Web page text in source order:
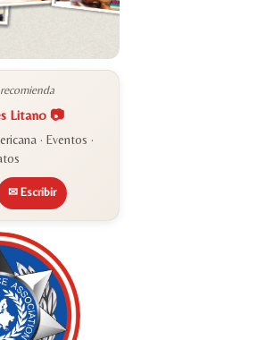
Litano 📷
· Eventos ·
✉ Escribir